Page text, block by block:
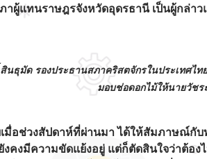
ผู้แทนราษฎรจังหวัดอุดรธานี เป็นผู้กล่า
นธุมัด รองประธานสภาคริสตจักรในประเทศไ
มอบช่อดอกไม้ให้นายวัช
มื่อช่วงสัปดาห์ที่ผ่านมา ได้ให้สัมภาษณ์กั
งคงมีความขัดแย้งอยู่ แต่ก็ตัดสินใจว่าต้